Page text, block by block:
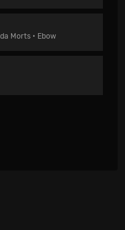
Morts • Ebow